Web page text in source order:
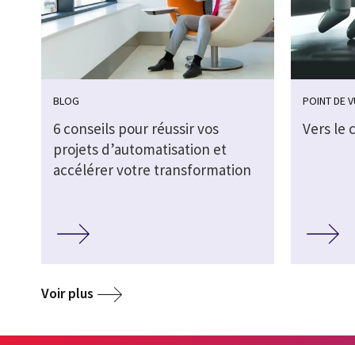
BLOG
6 conseils pour réussir vos
projets d’automatisation et
accélérer votre transformation
POINT DE
Vers le
Voir plus